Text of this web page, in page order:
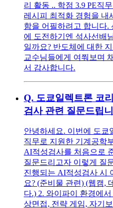
리 활동 .. 학점 3.9 PE직
레시피 최적화 경험을 내
함을 어필하려고 합니다.
에 도전하기엔 석사선배
일까요? 반도체에 대한
교수님들에게 여쭤보며
서 감사합니다.
Q. 도쿄일렉트론 코
검사 관련 질문드립
안녕하세요. 이번에 도쿄
직무로 지원한 기계공학
AI적성검사를 처음으로
질문드리고자 이렇게 질
진행되는 AI적성검사 시
요? (준비물 관련) (웹캠,
다.) 2. 와이파이 환경에
상면접, 전략 게임, 자기